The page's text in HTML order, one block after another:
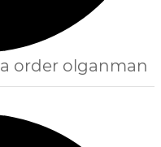
order olganman